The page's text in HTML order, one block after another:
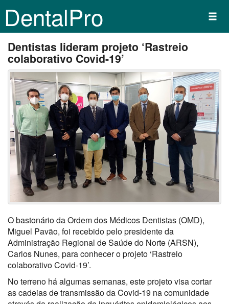
DentalPro
Dentistas lideram projeto ‘Rastreio
colaborativo Covid-19’
O bastonário da Ordem dos Médicos Dentistas (OMD),
Miguel Pavão, foi recebido pelo presidente da
Administração Regional de Saúde do Norte (ARSN),
Carlos Nunes, para conhecer o projeto ‘Rastreio
colaborativo Covid-19’.
No terreno há algumas semanas, este projeto visa cortar
as cadeias de transmissão da Covid-19 na comunidade